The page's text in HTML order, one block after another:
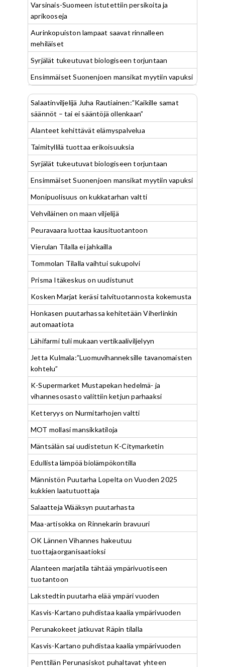
Varsinais-Suomeen istutettiin persikoita ja
aprikooseja
Aurinkopuiston lampaat saavat rinnalleen
mehiläiset
Syrjälät tukeutuvat biologiseen torjuntaan
Ensimmäiset Suonenjoen mansikat myytiin vapuksi
Salaatinviljelijä Juha Rautiainen:”Kaikille samat
säännöt – tai ei sääntöjä ollenkaan”
Alanteet kehittävät elämyspalvelua
Taimityllilä tuottaa erikoisuuksia
Syrjälät tukeutuvat biologiseen torjuntaan
Ensimmäiset Suonenjoen mansikat myytiin vapuksi
Monipuolisuus on kukkatarhan valtti
Vehviläinen on maan viljelijä
Peuravaara luottaa kausituotantoon
Vierulan Tilalla ei jahkailla
Tommolan Tilalla vaihtui sukupolvi
Prisma Itäkeskus on uudistunut
Kosken Marjat keräsi talvituotannosta kokemusta
Honkasen puutarhassa kehitetään Viherlinkin
automaatiota
Lähifarmi tuli mukaan vertikaaliviljelyyn
Jetta Kulmala:”Luomuvihanneksille tavanomaisten
kohtelu”
K-Supermarket Mustapekan hedelmä- ja
vihannesosasto valittiin ketjun parhaaksi
Ketteryys on Nurmitarhojen valtti
MOT mollasi mansikkatiloja
Mäntsälän sai uudistetun K-Citymarketin
Edullista lämpöä biolämpökontilla
Männistön Puutarha Lopelta on Vuoden 2025
kukkien laatutuottaja
Salaatteja Wääksyn puutarhasta
Maa-artisokka on Rinnekarin bravuuri
OK Lännen Vihannes hakeutuu
tuottajaorganisaatioksi
Alanteen marjatila tähtää ympärivuotiseen
tuotantoon
Lakstedtin puutarha elää ympäri vuoden
Kasvis-Kartano puhdistaa kaalia ympärivuoden
Perunakokeet jatkuvat Räpin tilalla
Kasvis-Kartano puhdistaa kaalia ympärivuoden
Penttilän Perunasiskot puhaltavat yhteen